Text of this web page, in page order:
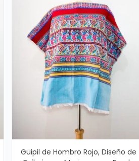
Güipil de Hombro Rojo, Diseño de